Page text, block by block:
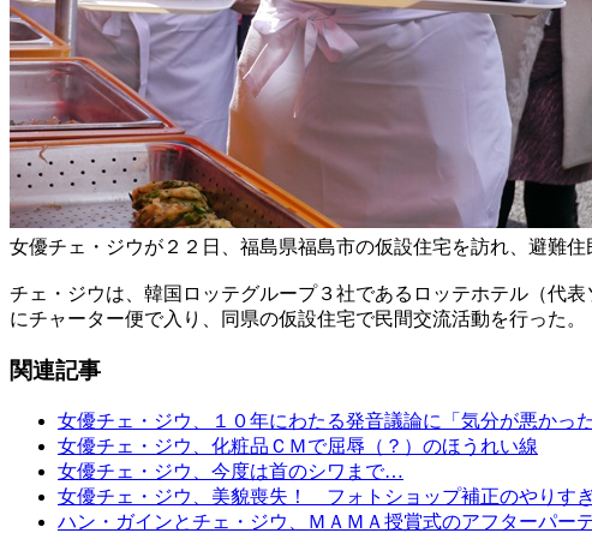
女優チェ・ジウが２２日、福島県福島市の仮設住宅を訪れ、避難住
チェ・ジウは、韓国ロッテグループ３社であるロッテホテル（代
にチャーター便で入り、同県の仮設住宅で民間交流活動を行った。
関連記事
女優チェ・ジウ、１０年にわたる発音議論に「気分が悪かった
女優チェ・ジウ、化粧品ＣＭで屈辱（？）のほうれい線
女優チェ・ジウ、今度は首のシワまで…
女優チェ・ジウ、美貌喪失！ フォトショップ補正のやりす
ハン・ガインとチェ・ジウ、ＭＡＭＡ授賞式のアフターパー